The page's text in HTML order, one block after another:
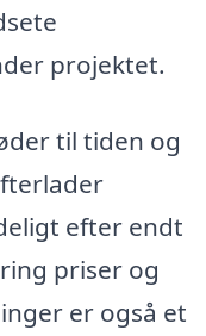
projektet.
til tiden og
efter endt
priser og
er også et